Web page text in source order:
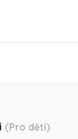
(Pro děti)